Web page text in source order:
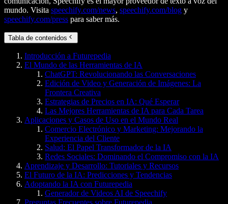
mundo. Visita speechify.com/news, speechify.com/blog y
speechify.com/press para saber más.
Tabla de contenidos
Introducción a Futurepedia
El Mundo de las Herramientas de IA
ChatGPT: Revolucionando las Conversaciones
Edición de Video y Generación de Imágenes: La
Frontera Creativa
Estrategias de Precios en IA: Qué Esperar
Las Mejores Herramientas de IA para Cada Tarea
Aplicaciones y Casos de Uso en el Mundo Real
Comercio Electrónico y Marketing: Mejorando la
Experiencia del Cliente
Salud: El Papel Transformador de la IA
Redes Sociales: Dominando el Compromiso con la IA
Aprendizaje y Desarrollo: Tutoriales y Recursos
El Futuro de la IA: Predicciones y Tendencias
Adoptando la IA con Futurepedia
Generador de Videos AI de Speechify